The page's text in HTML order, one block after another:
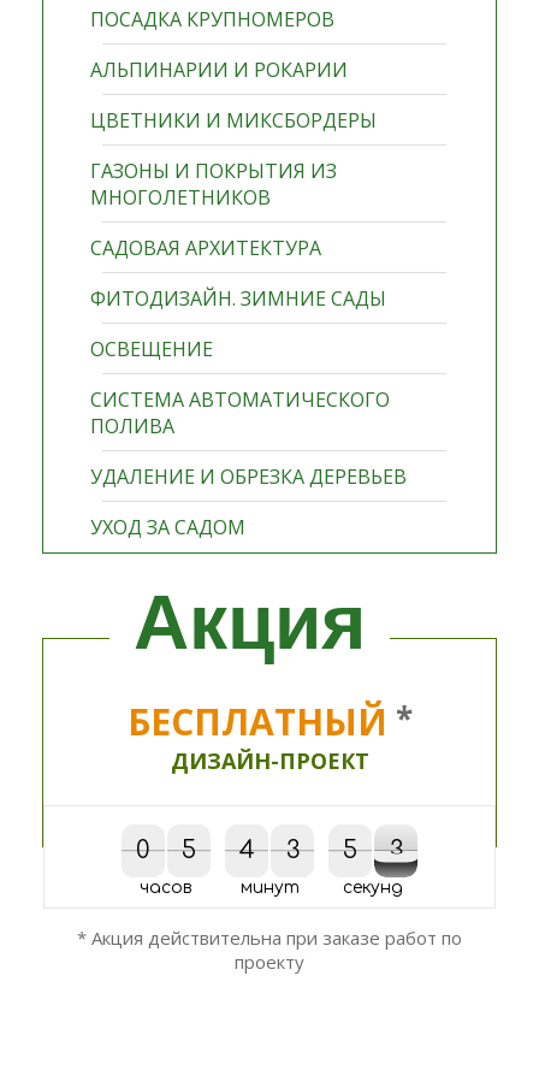
ПОСАДКА КРУПНОМЕРОВ
АЛЬПИНАРИИ И РОКАРИИ
ЦВЕТНИКИ И МИКСБОРДЕРЫ
ГАЗОНЫ И ПОКРЫТИЯ ИЗ
МНОГОЛЕТНИКОВ
САДОВАЯ АРХИТЕКТУРА
ФИТОДИЗАЙН. ЗИМНИЕ САДЫ
ОСВЕЩЕНИЕ
СИСТЕМА АВТОМАТИЧЕСКОГО
ПОЛИВА
УДАЛЕНИЕ И ОБРЕЗКА ДЕРЕВЬЕВ
УХОД ЗА САДОМ
Акция
БЕСПЛАТНЫЙ *
ДИЗАЙН-ПРОЕКТ
0
0 5
5
часов
4
4 3
3
минут
5
5 4
3
3
4
секунд
* Акция действительна при заказе работ по
проекту